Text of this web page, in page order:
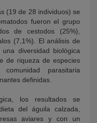
(19 de 28 individuos) se
fueron el grupo
de cestodos (25%),
(7,1%). El análisis de
diversidad biológica
de riqueza de especies
parasitaria
definidas.
los resultados se
del águila calzada,
aviares y con un